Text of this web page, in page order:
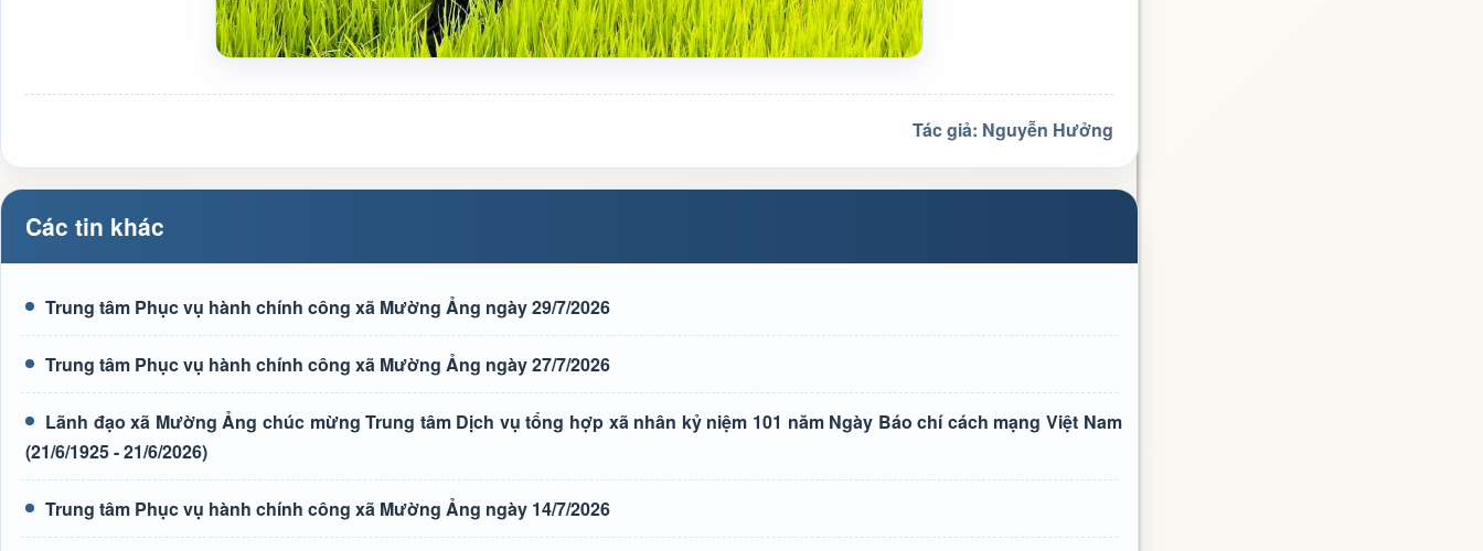
Tác giả: Nguyễn Hưởng
Các tin khác
Trung tâm Phục vụ hành chính công xã Mường Ảng ngày 29/7/2026
Trung tâm Phục vụ hành chính công xã Mường Ảng ngày 27/7/2026
Lãnh đạo xã Mường Ảng chúc mừng Trung tâm Dịch vụ tổng hợp xã nhân kỷ niệm 101 năm Ngày Báo chí cách mạng Việt Nam
(21/6/1925 - 21/6/2026)
Trung tâm Phục vụ hành chính công xã Mường Ảng ngày 14/7/2026